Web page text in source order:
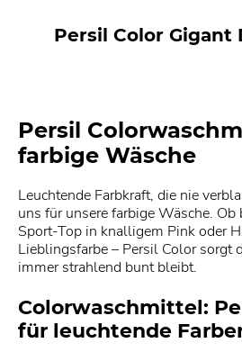
Persil Color Gigant
Persil
farbige Wäsche
Leuchtende Farbkraft, die nie
uns für unsere farbige Wäsche.
Sport-Top in knalligem Pink oder
Lieblingsfarbe – Persil Color sorgt
immer strahlend bunt bleibt.
Colorwaschmittel:
für leuchtende